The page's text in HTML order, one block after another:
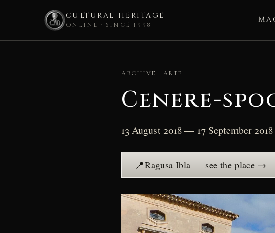
CULTURAL HERITAGE
ONLINE · SINCE 1998
ARCHIVE · ARTE
Cenere-
13 August 2018 — 17 September 2018
📍Ragusa Ibla — see the place →